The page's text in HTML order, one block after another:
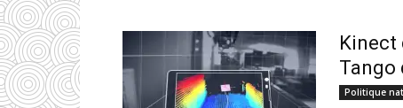
Kinect
Tango
Politique